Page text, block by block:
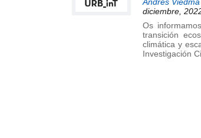
Andrés
diciembre,
Os
transición
climática y
Investigación